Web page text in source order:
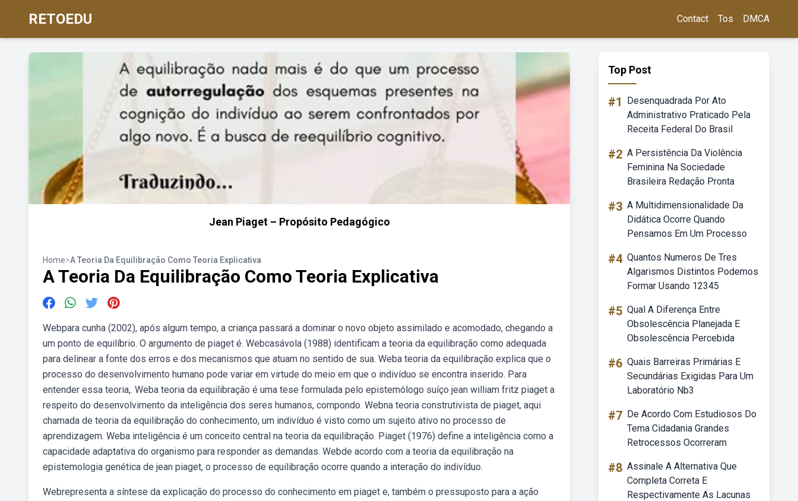
RETOEDU Contact Tos DMCA
Jean Piaget – Propósito Pedagógico
Home>A Teoria Da Equilibração Como Teoria Explicativa
A Teoria Da Equilibração Como Teoria Explicativa
Webpara cunha (2002), após algum tempo, a criança passará a dominar o novo objeto assimilado e acomodado, chegando a
um ponto de equilíbrio. O argumento de piaget é. Webcasávola (1988) identificam a teoria da equilibração como adequada
para delinear a fonte dos erros e dos mecanismos que atuam no sentido de sua. Weba teoria da equilibração explica que o
processo do desenvolvimento humano pode variar em virtude do meio em que o indivíduo se encontra inserido. Para
entender essa teoria,. Weba teoria da equilibração é uma tese formulada pelo epistemólogo suíço jean william fritz piaget a
respeito do desenvolvimento da inteligência dos seres humanos, compondo. Webna teoria construtivista de piaget, aqui
chamada de teoria da equilibração do conhecimento, um indivíduo é visto como um sujeito ativo no processo de
aprendizagem. Weba inteligência é um conceito central na teoria da equilibração. Piaget (1976) define a inteligência como a
capacidade adaptativa do organismo para responder as demandas. Webde acordo com a teoria da equilibração na
epistemologia genética de jean piaget, o processo de equilibração ocorre quando a interação do indivíduo.
Webrepresenta a síntese da explicação do processo do conhecimento em piaget e, também o pressuposto para a ação
Top Post
#1
Desenquadrada Por Ato
Administrativo Praticado Pela
Receita Federal Do Brasil
#2 A Persistência Da Violência
Feminina Na Sociedade
Brasileira Redação Pronta
#3 A Multidimensionalidade Da
Didática Ocorre Quando
Pensamos Em Um Processo
#4 Quantos Numeros De Tres
Algarismos Distintos Podemos
Formar Usando 12345
#5 Qual A Diferença Entre
Obsolescência Planejada E
Obsolescência Percebida
#6 Quais Barreiras Primárias E
Secundárias Exigidas Para Um
Laboratório Nb3
#7 De Acordo Com Estudiosos Do
Tema Cidadania Grandes
Retrocessos Ocorreram
#8 Assinale A Alternativa Que
Completa Correta E
Respectivamente As Lacunas